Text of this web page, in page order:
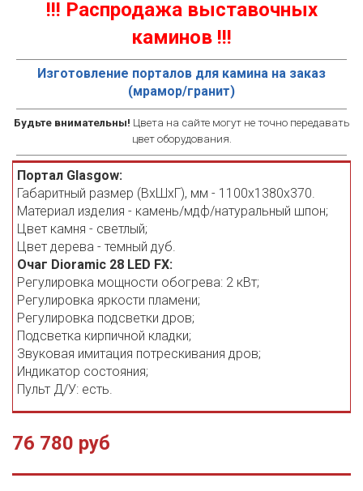
!!! Распродажа выставочных
каминов !!!
Изготовление порталов для камина на заказ
(мрамор/гранит)
Будьте внимательны! Цвета на сайте могут не точно передавать
цвет оборудования.
Портал Glasgow:
Габаритный размер (ВхШхГ), мм - 1100х1380х370.
Материал изделия - камень/мдф/натуральный шпон;
Цвет камня - светлый;
Цвет дерева - темный дуб.
Очаг Dioramic 28 LED FX:
Регулировка мощности обогрева: 2 кВт;
Регулировка яркости пламени;
Регулировка подсветки дров;
Подсветка кирпичной кладки;
Звуковая имитация потрескивания дров;
Индикатор состояния;
Пульт Д/У: есть.
76 780 руб